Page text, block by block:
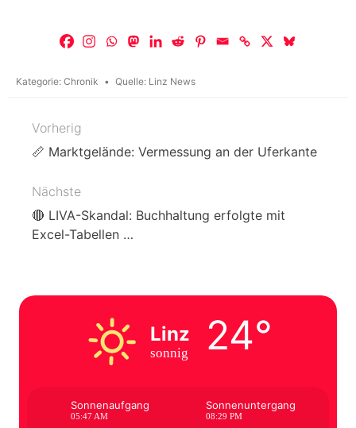
Kategorie: Chronik Quelle: Linz News
Beitragsnavigation
Vorherig
📏 Marktgelände: Vermessung an der Uferkante
Nächste
🔴 LIVA-Skandal: Buchhaltung erfolgte mit
Excel-Tabellen …
Linz
sonnig 24°
Sonnenaufgang
05:47 AM
Sonnenuntergang
08:29 PM